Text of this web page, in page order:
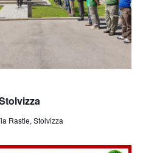
Rastie, Stolvizza